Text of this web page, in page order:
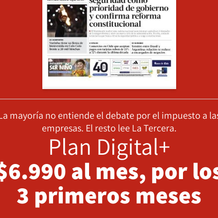
mayoría no entiende el debate por el impuesto a
empresas. El resto lee La Tercera.
Plan Digital+
al mes, por
3 primeros meses